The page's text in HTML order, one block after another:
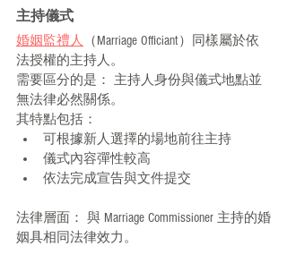
主持儀式
婚姻監禮人
（Marriage Officiant）同樣屬於依
法授權的主持人。
需要區分的是： 主持人身份與儀式地點並
無法律必然關係。
其特點包括：
可根據新人選擇的場地前往主持
儀式內容彈性較高
依法完成宣告與文件提交
法律層面： 與 Marriage Commissioner 主持的婚
姻具相同法律效力。